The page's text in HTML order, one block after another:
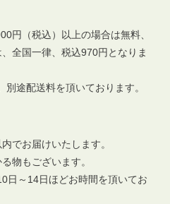
円（税込）以上の場合は無料、
全国一律、税込970円となりま
途配送料を頂いております。
でお届けいたします。
物もございます。
日～14日ほどお時間を頂いてお